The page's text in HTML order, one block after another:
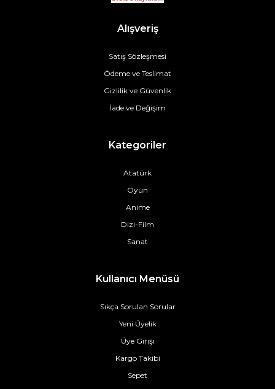
Alışveriş
Satış Sözleşmesi
Ödeme ve Teslimat
Gizlilik ve Güvenlik
İade ve Değişim
Kategoriler
Atatürk
Oyun
Anime
Dizi-Film
Sanat
Kullanıcı Menüsü
Sıkça Sorulan Sorular
Yeni Üyelik
Üye Girişi
Kargo Takibi
Sepet